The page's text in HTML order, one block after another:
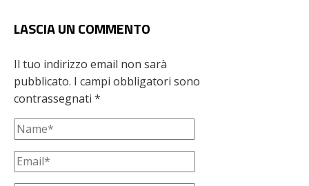
LASCIA UN COMMENTO
Il tuo indirizzo email non sarà
pubblicato. I campi obbligatori sono
contrassegnati *